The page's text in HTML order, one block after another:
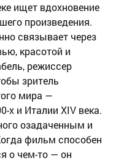
ищет вдохновение
произведения.
связывает через
красотой и
режиссер
зритель
мира —
х и Италии XIV века.
озадаченным и
фильм способен
о чем-то — он